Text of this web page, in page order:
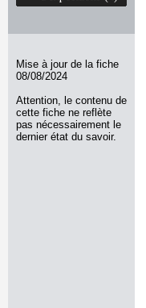
Mise à jour de la fiche
08/08/2024
Attention, le contenu de
cette fiche ne reflète
pas nécessairement le
dernier état du savoir.